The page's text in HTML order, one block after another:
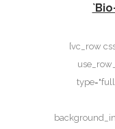
[vc_row